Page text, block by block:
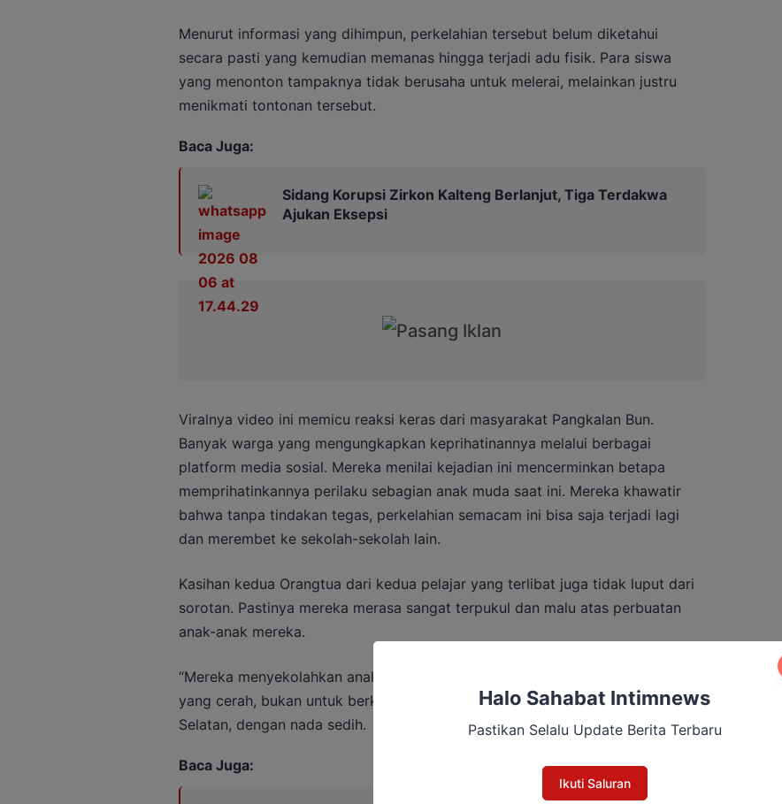
Menurut informasi yang dihimpun, perkelahian tersebut belum diketahui
secara pasti yang kemudian memanas hingga terjadi adu fisik. Para siswa
yang menonton tampaknya tidak berusaha untuk melerai, melainkan justru
menikmati tontonan tersebut.
Baca Juga:
Sidang Korupsi Zirkon Kalteng Berlanjut, Tiga Terdakwa
Ajukan Eksepsi
Viralnya video ini memicu reaksi keras dari masyarakat Pangkalan Bun.
Banyak warga yang mengungkapkan keprihatinannya melalui berbagai
platform media sosial. Mereka menilai kejadian ini mencerminkan betapa
memprihatinkannya perilaku sebagian anak muda saat ini. Mereka khawatir
bahwa tanpa tindakan tegas, perkelahian semacam ini bisa saja terjadi lagi
dan merembet ke sekolah-sekolah lain.
Kasihan kedua Orangtua dari kedua pelajar yang terlibat juga tidak luput dari
sorotan. Pastinya mereka merasa sangat terpukul dan malu atas perbuatan
anak-anak mereka.
“Mereka menyekolahkan anak-anaknya untuk belajar dan meraih masa depan
yang cerah, bukan untuk berkelahi seperti ini,” ujar Ahmad (50) warga Arut
Selatan, dengan nada sedih.
Baca Juga:
Halo Sahabat Intimnews
Pastikan Selalu Update Berita Terbaru
Ikuti Saluran